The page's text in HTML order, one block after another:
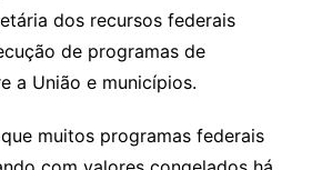
dos recursos federais
de programas de
a União e municípios.
muitos programas federais